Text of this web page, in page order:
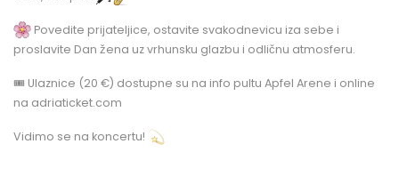
Povedite prijateljice, ostavite svakodnevicu iza sebe i
proslavite Dan žena uz vrhunsku glazbu i odličnu atmosferu.
🎟️ Ulaznice (20 €) dostupne su na info pultu Apfel Arene i online
na adriaticket.com
Vidimo se na koncertu!